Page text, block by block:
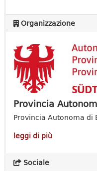
Organizzazione
Provincia
Provincia Autonoma di
leggi di più
Sociale